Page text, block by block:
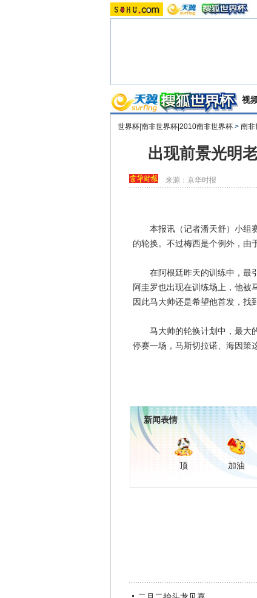
视
世界杯|南非世界杯|2010南非世界杯 > 南非
出现前景光明
来源：京华时报
本报讯（记者潘天舒）小组赛
的轮换。不过梅西是个例外，由
在阿根廷昨天的训练中，最引
阿圭罗也出现在训练场上，他被
因此马大帅还是希望他首发，找
马大帅的轮换计划中，最大的
停赛一场，马斯切拉诺、海因策
新闻表情
顶 加油